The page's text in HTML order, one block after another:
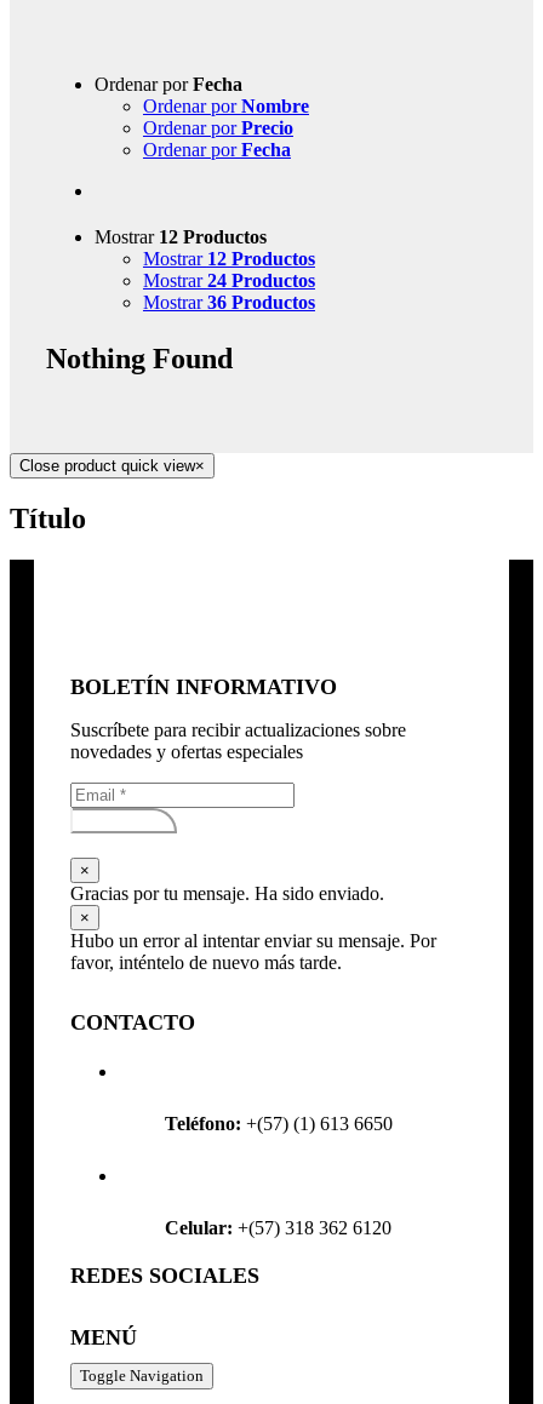
Ordenar porFecha
Ordenar porNombre
Ordenar porPrecio
Ordenar porFecha
Mostrar 12 Productos
Mostrar 12 Productos
Mostrar24 Productos
Mostrar36 Productos
Nothing Found
Close product quick view×
Título
BOLETÍN INFORMATIVO
Suscríbete para recibir actualizaciones sobre
novedades y ofertas especiales
Subscribirse
×
Gracias por tu mensaje. Ha sido enviado.
×
Hubo un error al intentar enviar su mensaje. Por
favor, inténtelo de nuevo más tarde.
CONTACTO
Teléfono: +(57) (1) 613 6650
Celular: +(57) 318 362 6120
REDES SOCIALES
MENÚ
Toggle Navigation